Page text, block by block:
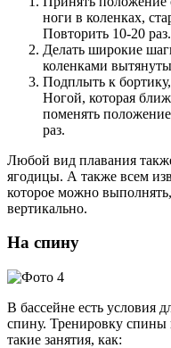
ноги в коленках,
Повторить 10-20 раз.
Делать широкие
коленками
Подплыть к бортику,
Ногой, которая
поменять
раз.
Любой вид плавания
ягодицы. А также всем
которое можно
вертикально.
На спину
В бассейне есть условия
спину. Тренировку спины
такие занятия, как: